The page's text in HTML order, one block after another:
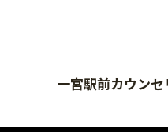
一宮駅前カウン